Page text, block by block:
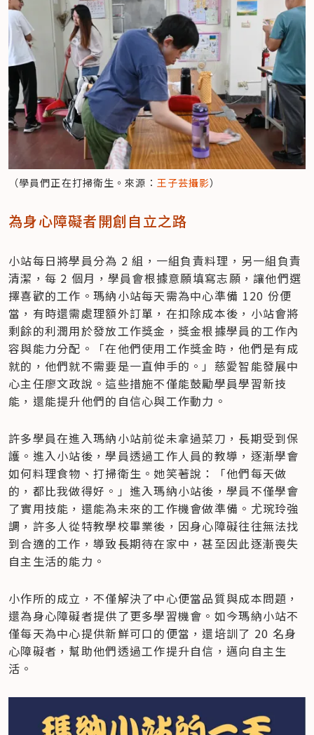
（學員們正在打掃衛生。來源： 王子芸攝影）
為身心障礙者開創自立之路
小站每日將學員分為 2 組，一組負責料理，另一組負責
清潔，每 2 個月，學員會根據意願填寫志願，讓他們選
擇喜歡的工作。瑪納小站每天需為中心準備 120 份便
當，有時還需處理額外訂單，在扣除成本後，小站會將
剩餘的利潤用於發放工作獎金，獎金根據學員的工作內
容與能力分配。「在他們使用工作獎金時，他們是有成
就的，他們就不需要是一直伸手的。」慈愛智能發展中
心主任廖文政說。這些措施不僅能鼓勵學員學習新技
能，還能提升他們的自信心與工作動力。
許多學員在進入瑪納小站前從未拿過菜刀，長期受到保
護。進入小站後，學員透過工作人員的教導，逐漸學會
如何料理食物、打掃衛生。她笑著說：「他們每天做
的，都比我做得好。」進入瑪納小站後，學員不僅學會
了實用技能，還能為未來的工作機會做準備。尤琬玲強
調，許多人從特教學校畢業後，因身心障礙往往無法找
到合適的工作，導致長期待在家中，甚至因此逐漸喪失
自主生活的能力。
小作所的成立，不僅解決了中心便當品質與成本問題，
還為身心障礙者提供了更多學習機會。如今瑪納小站不
僅每天為中心提供新鮮可口的便當，還培訓了 20 名身
心障礙者，幫助他們透過工作提升自信，邁向自主生
活。